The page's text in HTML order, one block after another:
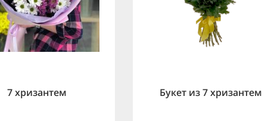
7 хризантем Букет из 7 хризантем